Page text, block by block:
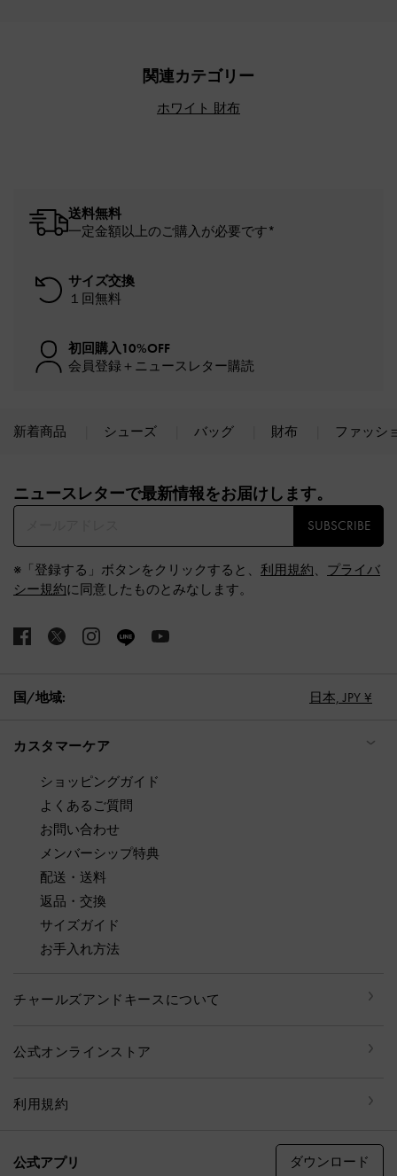
関連カテゴリー
ホワイト 財布
送料無料
一定金額以上のご購入が必要です*
サイズ交換
１回無料
初回購入10%OFF
会員登録＋ニュースレター購読
新着商品 シューズ バッグ 財布 ファッシ
ニュースレターで最新情報をお届けします。​
SUBSCRIBE
※「登録する」ボタンをクリックすると、 利用規約、 プライバ
シー規約に同意したものとみなします。
国/地域: 日本, JPY ¥
カスタマーケア
ショッピングガイド
よくあるご質問
お問い合わせ
メンバーシップ特典
配送・送料
返品・交換
サイズガイド
お手入れ方法
チャールズアンドキースについて
公式オンラインストア
利用規約
公式アプリ ダウンロード